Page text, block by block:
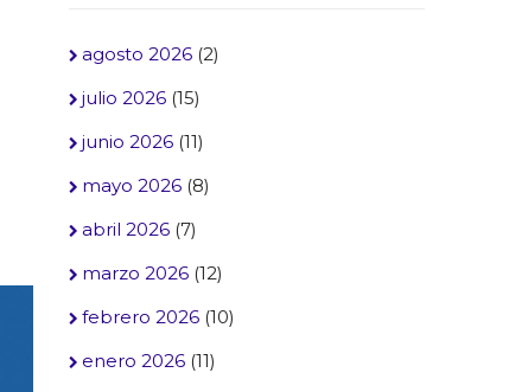
agosto 2026 (2)
julio 2026 (15)
junio 2026 (11)
mayo 2026 (8)
abril 2026 (7)
marzo 2026 (12)
febrero 2026 (10)
enero 2026 (11)